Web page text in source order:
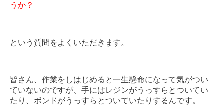
うか？
という質問をよくいただきます。
皆さん、作業をしはじめると一生懸命になって気がつい
ていないのですが、手にはレジンがうっすらとついてい
たり、ボンドがうっすらとついていたりするんです。